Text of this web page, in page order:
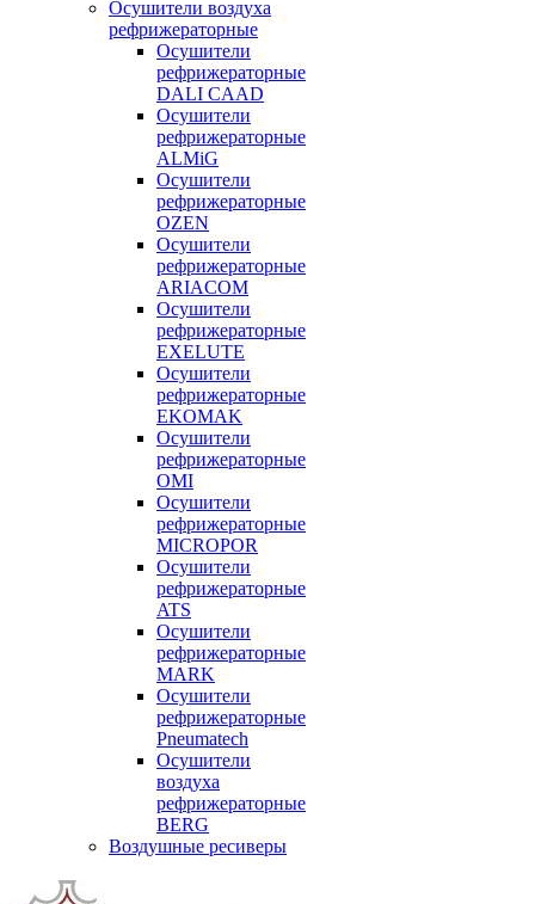
Осушители воздуха
рефрижераторные
Осушители
рефрижераторные
DALI CAAD
Осушители
рефрижераторные
ALMiG
Осушители
рефрижераторные
OZEN
Осушители
рефрижераторные
ARIACOM
Осушители
рефрижераторные
EXELUTE
Осушители
рефрижераторные
EKOMAK
Осушители
рефрижераторные
OMI
Осушители
рефрижераторные
MICROPOR
Осушители
рефрижераторные
ATS
Осушители
рефрижераторные
MARK
Осушители
рефрижераторные
Pneumatech
Осушители
воздуха
рефрижераторные
BERG
Воздушные ресиверы